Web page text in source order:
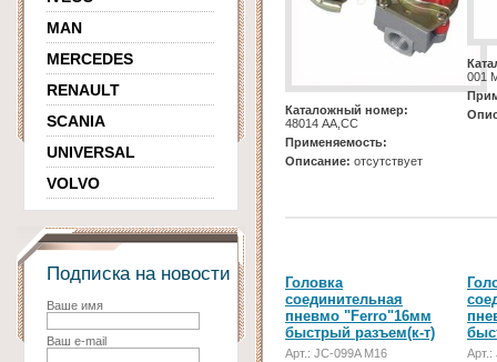
MAN
MERCEDES
RENAULT
SCANIA
UNIVERSAL
VOLVO
Подписка на новости
Ваше имя
Ваш e-mail
Каталожный номер:
48014 AA,CC
Применяемость:
Описание: отсутствует
001
Головка
соединительная
пневмо "Ferro"16мм
быстрый разъем(к-т)
Арт.: JC-099A M16 Арт.: